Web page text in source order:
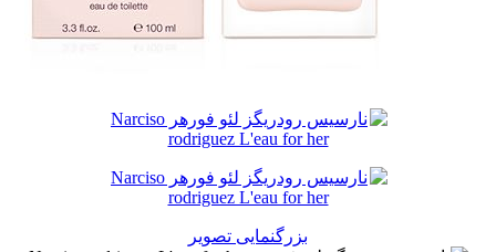
بزرگنمایی تصویر